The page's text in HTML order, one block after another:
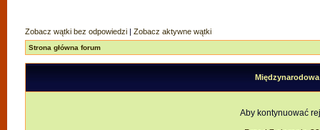
Zobacz wątki bez odpowiedzi | Zobacz aktywne wątki
Strona główna forum
Aby kontynuować